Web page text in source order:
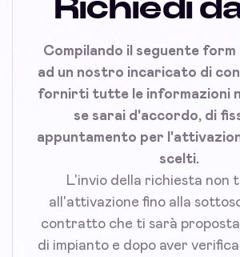
Richiedi
Compilando il seguente
ad un nostro incaricato di
fornirti tutte le informazioni
se sarai d'accordo, di
appuntamento per
scelti.
L'invio della richiesta non
all'attivazione fino alla
contratto che ti sarà proposta
di impianto e dopo aver